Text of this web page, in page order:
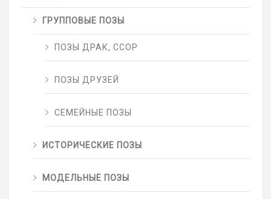
ГРУППОВЫЕ ПОЗЫ
ПОЗЫ ДРАК, ССОР
ПОЗЫ ДРУЗЕЙ
СЕМЕЙНЫЕ ПОЗЫ
ИСТОРИЧЕСКИЕ ПОЗЫ
МОДЕЛЬНЫЕ ПОЗЫ